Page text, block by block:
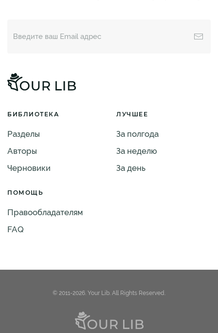
БИБЛИОТЕКА
Разделы
Авторы
Черновики
ЛУЧШЕЕ
За полгода
За неделю
За день
ПОМОЩЬ
Правообладателям
FAQ
© 2011-2026. Your Lib. All Rights Reserved.